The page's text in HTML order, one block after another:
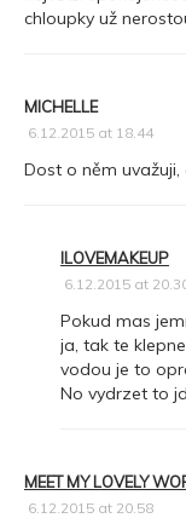
chloupky už
MICHELLE
6.12.2015 at 18.44
Dost o něm
ILOVEMAKEUP
6.12.2015 at
Pokud mas
ja, tak te
vodou je to
No vydrzet to
MEET MY LOVELY
6.12.2015 at 20.58